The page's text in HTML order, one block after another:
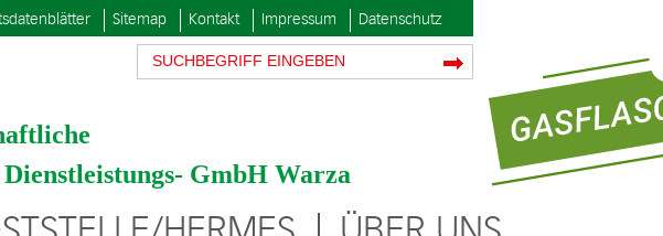
Sitemap Kontakt Impressum Datenschutz
GmbH Warza